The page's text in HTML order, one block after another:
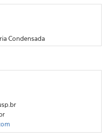
Condensada